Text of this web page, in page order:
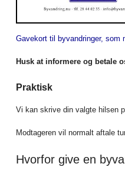
Gavekort til byvandringer, som
Husk at informere og betale
Praktisk
Vi kan skrive din valgte hilsen
Modtageren vil normalt aftale
Hvorfor give en